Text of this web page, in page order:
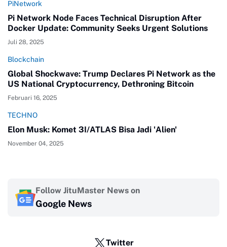
PiNetwork
Pi Network Node Faces Technical Disruption After
Docker Update: Community Seeks Urgent Solutions
Juli 28, 2025
Blockchain
Global Shockwave: Trump Declares Pi Network as the
US National Cryptocurrency, Dethroning Bitcoin
Februari 16, 2025
TECHNO
Elon Musk: Komet 3I/ATLAS Bisa Jadi 'Alien'
November 04, 2025
Follow JituMaster News on
Google News
Twitter